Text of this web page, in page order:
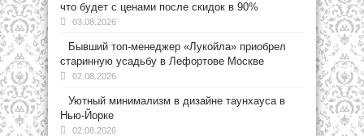
что будет с ценами после скидок в 90%
03.08.2026
Бывший топ-менеджер «Лукойла» приобрел
старинную усадьбу в Лефортове Москве
02.08.2026
Уютный минимализм в дизайне таунхауса в
Нью-Йорке
02.08.2026